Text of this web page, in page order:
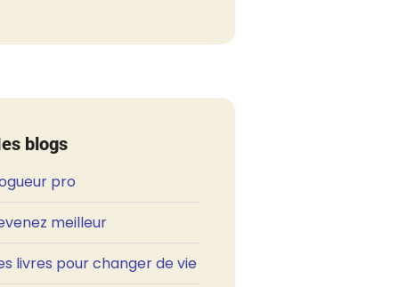
blogs
pro
meilleur
livres pour changer de vie